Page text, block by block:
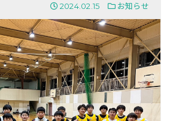
2024.02.15 お知らせ